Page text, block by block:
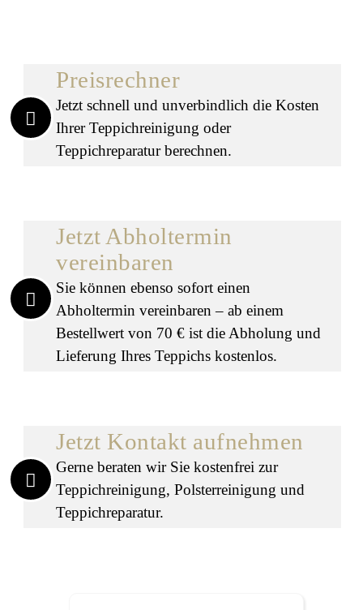
Preisrechner
Jetzt schnell und unverbindlich die Kosten
Ihrer Teppichreinigung oder
Teppichreparatur berechnen.
Jetzt Abholtermin
vereinbaren
Sie können ebenso sofort einen
Abholtermin vereinbaren – ab einem
Bestellwert von 70 € ist die Abholung und
Lieferung Ihres Teppichs kostenlos.
Jetzt Kontakt aufnehmen
Gerne beraten wir Sie kostenfrei zur
Teppichreinigung, Polsterreinigung und
Teppichreparatur.